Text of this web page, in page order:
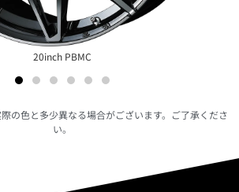
20inch PBMC
の色と多少異なる場合がございます。ご了承くださ
い。